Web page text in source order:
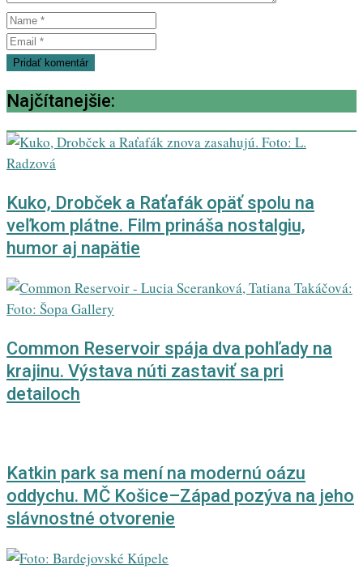
Najčítanejšie:
Kuko, Drobček a Raťafák opäť spolu na
veľkom plátne. Film prináša nostalgiu,
humor aj napätie
Common Reservoir spája dva pohľady na
krajinu. Výstava núti zastaviť sa pri
detailoch
Katkin park sa mení na modernú oázu
oddychu. MČ Košice–Západ pozýva na jeho
slávnostné otvorenie